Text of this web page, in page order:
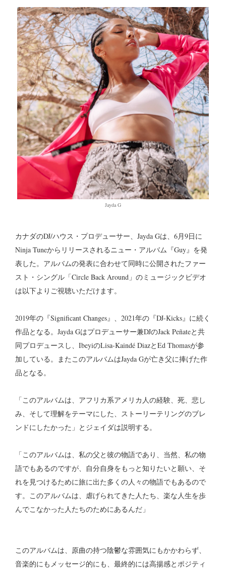
Jayda G
カナダのDJ/ハウス・プロデューサー、Jayda Gは、6月9日に
Ninja Tuneからリリースされるニュー・アルバム『Guy』を発
表した。アルバムの発表に合わせて同時に公開されたファー
スト・シングル「Circle Back Around」のミュージックビデオ
は以下よりご視聴いただけます。
2019年の『Significant Changes』、2021年の『DJ-Kicks』に続く
作品となる。Jayda Gはプロデューサー兼DJのJack Peñateと共
同プロデュースし、IbeyiのLisa-Kaindé DiazとEd Thomasが参
加している。またこのアルバムはJayda Gが亡き父に捧げた作
品となる。
「このアルバムは、アフリカ系アメリカ人の経験、死、悲し
み、そして理解をテーマにした、ストーリーテリングのブレ
ンドにしたかった」とジェイダは説明する。
「このアルバムは、私の父と彼の物語であり、当然、私の物
語でもあるのですが、自分自身をもっと知りたいと願い、そ
れを見つけるために旅に出た多くの人々の物語でもあるので
す。このアルバムは、虐げられてきた人たち、楽な人生を歩
んでこなかった人たちのためにあるんだ」
このアルバムは、原曲の持つ陰鬱な雰囲気にもかかわらず、
音楽的にもメッセージ的にも、最終的には高揚感とポジティ